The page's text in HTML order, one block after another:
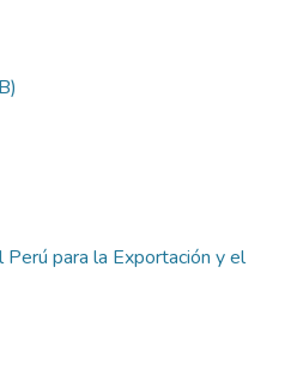
para la Exportación y el